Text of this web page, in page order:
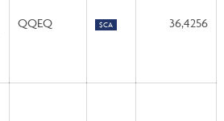
QQEQ $CA 36,4256